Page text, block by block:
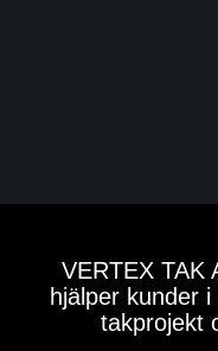
VERTEX TAK
hjälper kunder
takprojekt